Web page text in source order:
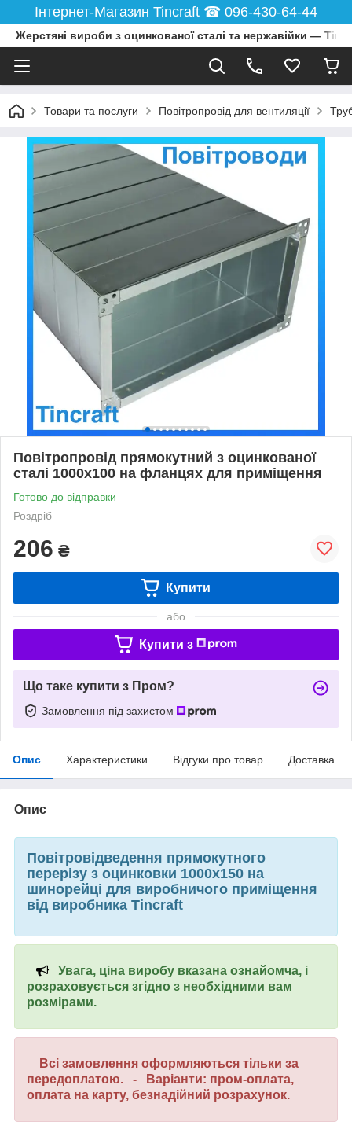
Інтернет-Магазин Tincraft ☎︎ 096-430-64-44
Жерстяні вироби з оцинкованої сталі та нержавійки —
Товари та послуги Повітропровід для вентиляції
Повітропровід прямокутний з оцинкованої
сталі 1000х100 на фланцях для приміщення
Готово до відправки
Роздріб
206 ₴
Купити
або
Купити з
Що таке купити з Пром?
Замовлення під захистом
Опис Характеристики Відгуки про товар Доставка
Опис
Повітровідведення прямокутного
перерізу з оцинковки 1000х150 на
шинорейці для виробничого приміщення
від виробника Tincraft
Увага, ціна виробу вказана ознайомча, і
розраховується згідно з необхідними вам
розмірами.
Всі замовлення оформляються тільки за
передоплатою. - Варіанти: пром-оплата,
оплата на карту, безнадійний розрахунок.